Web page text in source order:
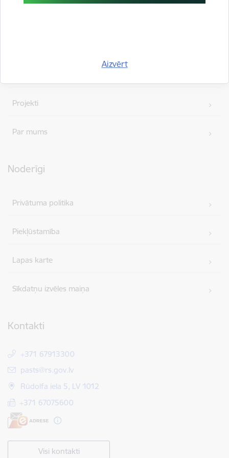
Aizvērt
Projekti
Par mums
Noderīgi
Privātuma politika
Piekļūstamība
Lapas karte
Sīkdatņu izvēles maiņa
Kontakti
+371 67913300
E-pasts:
pasts@rs.gov.lv
Rūdolfa iela 5, LV 1012
+371 67075600
Visi kontakti